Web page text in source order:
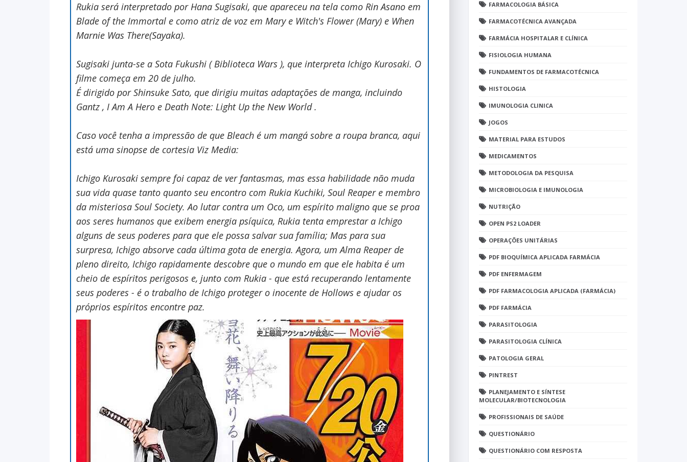
Rukia será interpretado por Hana Sugisaki, que apareceu na tela como Rin Asano em
Blade of the Immortal e como atriz de voz em Mary e Witch's Flower (Mary) e When
Marnie Was There(Sayaka).
Sugisaki junta-se a Sota Fukushi ( Biblioteca Wars ), que interpreta Ichigo Kurosaki. O
filme começa em 20 de julho.
É dirigido por Shinsuke Sato, que dirigiu muitas adaptações de manga, incluindo
Gantz , I Am A Hero e Death Note: Light Up the New World .
Caso você tenha a impressão de que Bleach é um mangá sobre a roupa branca, aqui
está uma sinopse de cortesia Viz Media:
Ichigo Kurosaki sempre foi capaz de ver fantasmas, mas essa habilidade não muda
sua vida quase tanto quanto seu encontro com Rukia Kuchiki, Soul Reaper e membro
da misteriosa Soul Society. Ao lutar contra um Oco, um espírito maligno que se proa
aos seres humanos que exibem energia psíquica, Rukia tenta emprestar a Ichigo
alguns de seus poderes para que ele possa salvar sua família; Mas para sua
surpresa, Ichigo absorve cada última gota de energia. Agora, um Alma Reaper de
pleno direito, Ichigo rapidamente descobre que o mundo em que ele habita é um
cheio de espíritos perigosos e, junto com Rukia - que está recuperando lentamente
seus poderes - é o trabalho de Ichigo proteger o inocente de Hollows e ajudar os
próprios espíritos encontre paz.
FARMACOLOGIA BÁSICA
FARMACOTÉCNICA AVANÇADA
FARMÁCIA HOSPITALAR E CLÍNICA
FISIOLOGIA HUMANA
FUNDAMENTOS DE FARMACOTÉCNICA
HISTOLOGIA
IMUNOLOGIA CLINICA
JOGOS
MATERIAL PARA ESTUDOS
MEDICAMENTOS
METODOLOGIA DA PESQUISA
MICROBIOLOGIA E IMUNOLOGIA
NUTRIÇÃO
OPEN PS2 LOADER
OPERAÇÕES UNITÁRIAS
PDF BIOQUÍMICA APLICADA FARMÁCIA
PDF ENFERMAGEM
PDF FARMACOLOGIA APLICADA (FARMÁCIA)
PDF FARMÁCIA
PARASITOLOGIA
PARASITOLOGIA CLÍNICA
PATOLOGIA GERAL
PINTREST
PLANEJAMENTO E SÍNTESE
MOLECULAR/BIOTECNOLOGIA
PROFISSIONAIS DE SAÚDE
QUESTIONÁRIO
QUESTIONÁRIO COM RESPOSTA